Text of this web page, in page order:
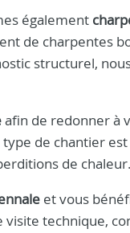
également
de charpentes
structurel,
afin de redonner à
de chantier est
de chaleur.
et vous
technique,